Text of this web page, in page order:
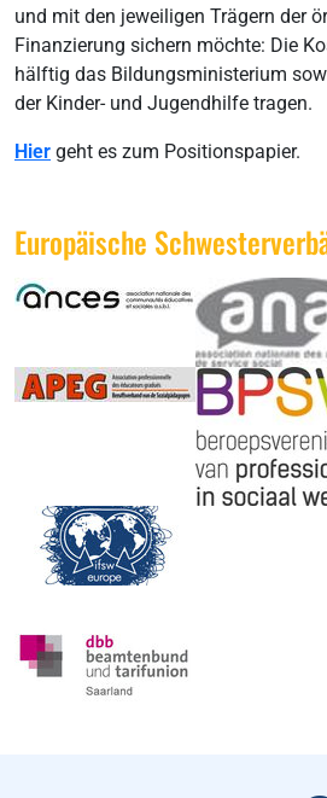
und mit den jeweiligen Trägern der
Finanzierung sichern möchte: Die
hälftig das Bildungsministerium
der Kinder- und Jugendhilfe tragen.
Hier geht es zum Positionspapier.
Europäische